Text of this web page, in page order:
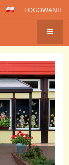
LOGOWANIE